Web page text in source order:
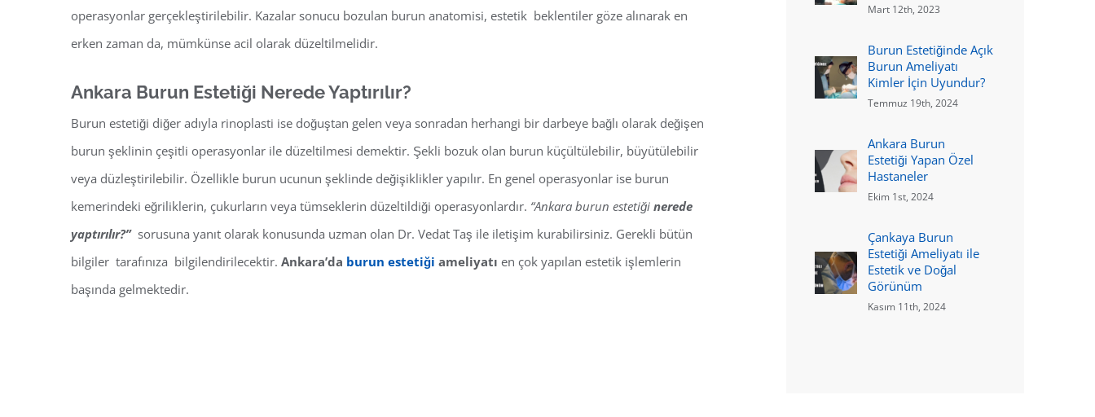
operasyonlar gerçekleştirilebilir. Kazalar sonucu bozulan burun anatomisi, estetik beklentiler göze alınarak en
erken zaman da, mümkünse acil olarak düzeltilmelidir.
Ankara Burun Estetiği Nerede Yaptırılır?
Burun estetiği diğer adıyla rinoplasti ise doğuştan gelen veya sonradan herhangi bir darbeye bağlı olarak değişen
burun şeklinin çeşitli operasyonlar ile düzeltilmesi demektir. Şekli bozuk olan burun küçültülebilir, büyütülebilir
veya düzleştirilebilir. Özellikle burun ucunun şeklinde değişiklikler yapılır. En genel operasyonlar ise burun
kemerindeki eğriliklerin, çukurların veya tümseklerin düzeltildiği operasyonlardır. “Ankara burun estetiği nerede
yaptırılır?”sorusuna yanıt olarak konusunda uzman olan Dr. Vedat Taş ile iletişim kurabilirsiniz. Gerekli bütün
bilgiler tarafınıza bilgilendirilecektir. Ankara’da burun estetiği ameliyatı en çok yapılan estetik işlemlerin
başında gelmektedir.
Mart 12th, 2023
Burun Estetiğinde Açık
Burun Ameliyatı
Kimler İçin Uyundur?
Temmuz 19th, 2024
Ankara Burun
Estetiği Yapan Özel
Hastaneler
Ekim 1st, 2024
Çankaya Burun
Estetiği Ameliyatı ile
Estetik ve Doğal
Görünüm
Kasım 11th, 2024